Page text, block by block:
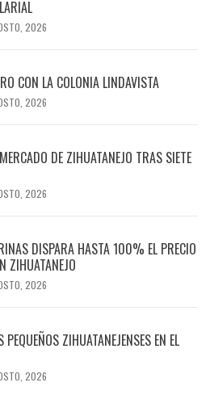
2026
CON LA COLONIA LINDAVISTA
2026
DE ZIHUATANEJO TRAS SIETE
2026
DISPARA HASTA 100% EL PRECIO
ZIHUATANEJO
2026
ZIHUATANEJENSES EN EL
2026